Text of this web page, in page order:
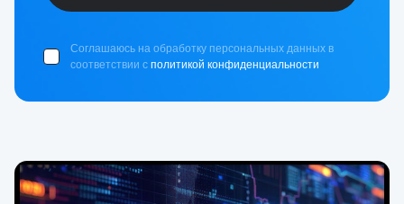
Соглашаюсь на обработку персональных данных в
соответствии с политикой конфиденциальности